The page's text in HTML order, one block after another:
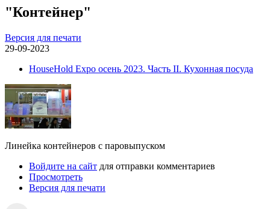
"Контейнер"
Версия для печати
29-09-2023
HouseHold Expo осень 2023. Часть II. Кухонная посуда
Линейка контейнеров с паровыпуском
Войдите на сайт для отправки комментариев
Просмотреть
Версия для печати